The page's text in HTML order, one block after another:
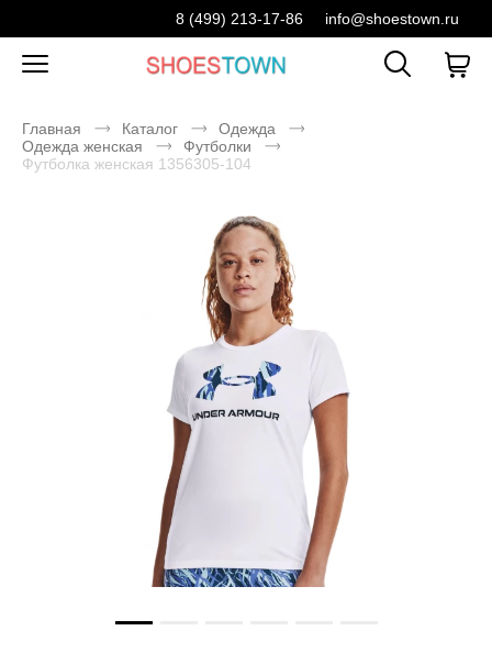
8 (499) 213-17-86 info@shoestown.ru
Главная Каталог
Одежда
Одежда женская
Футболки
Футболка женская 1356305-104